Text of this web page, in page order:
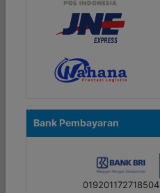
Bank Pembayaran
019201172718504